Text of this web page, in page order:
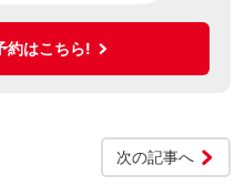
約はこちら!
次の記事へ